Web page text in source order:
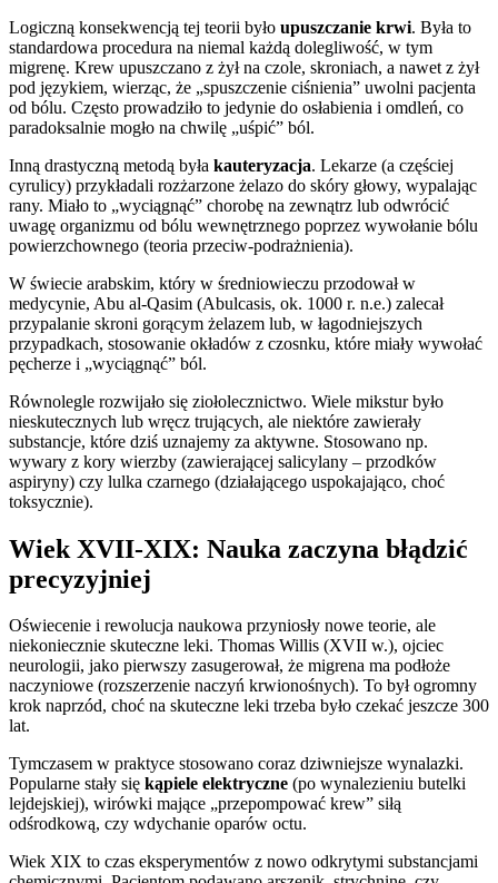
Logiczną konsekwencją tej teorii było upuszczanie krwi. Była to
standardowa procedura na niemal każdą dolegliwość, w tym
migrenę. Krew upuszczano z żył na czole, skroniach, a nawet z żył
pod językiem, wierząc, że „spuszczenie ciśnienia” uwolni pacjenta
od bólu. Często prowadziło to jedynie do osłabienia i omdleń, co
paradoksalnie mogło na chwilę „uśpić” ból.
Inną drastyczną metodą była kauteryzacja. Lekarze (a częściej
cyrulicy) przykładali rozżarzone żelazo do skóry głowy, wypalając
rany. Miało to „wyciągnąć” chorobę na zewnątrz lub odwrócić
uwagę organizmu od bólu wewnętrznego poprzez wywołanie bólu
powierzchownego (teoria przeciw-podrażnienia).
W świecie arabskim, który w średniowieczu przodował w
medycynie, Abu al-Qasim (Abulcasis, ok. 1000 r. n.e.) zalecał
przypalanie skroni gorącym żelazem lub, w łagodniejszych
przypadkach, stosowanie okładów z czosnku, które miały wywołać
pęcherze i „wyciągnąć” ból.
Równolegle rozwijało się ziołolecznictwo. Wiele mikstur było
nieskutecznych lub wręcz trujących, ale niektóre zawierały
substancje, które dziś uznajemy za aktywne. Stosowano np.
wywary z kory wierzby (zawierającej salicylany – przodków
aspiryny) czy lulka czarnego (działającego uspokajająco, choć
toksycznie).
Wiek XVII-XIX: Nauka zaczyna błądzić
precyzyjniej
Oświecenie i rewolucja naukowa przyniosły nowe teorie, ale
niekoniecznie skuteczne leki. Thomas Willis (XVII w.), ojciec
neurologii, jako pierwszy zasugerował, że migrena ma podłoże
naczyniowe (rozszerzenie naczyń krwionośnych). To był ogromny
krok naprzód, choć na skuteczne leki trzeba było czekać jeszcze 300
lat.
Tymczasem w praktyce stosowano coraz dziwniejsze wynalazki.
Popularne stały się kąpiele elektryczne (po wynalezieniu butelki
lejdejskiej), wirówki mające „przepompować krew” siłą
odśrodkową, czy wdychanie oparów octu.
Wiek XIX to czas eksperymentów z nowo odkrytymi substancjami